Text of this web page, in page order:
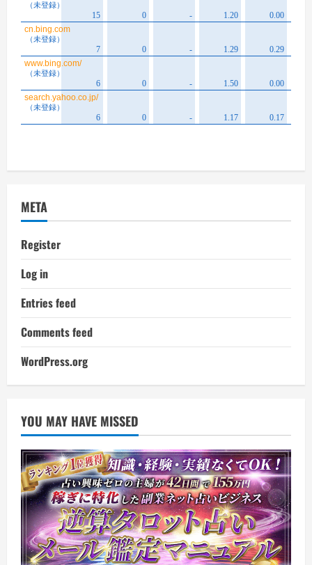
META
Register
Log in
Entries feed
Comments feed
WordPress.org
YOU MAY HAVE MISSED